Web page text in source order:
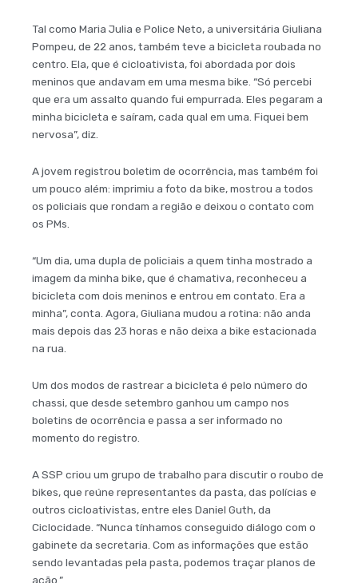
Tal como Maria Julia e Police Neto, a universitária Giuliana
Pompeu, de 22 anos, também teve a bicicleta roubada no
centro. Ela, que é cicloativista, foi abordada por dois
meninos que andavam em uma mesma bike. “Só percebi
que era um assalto quando fui empurrada. Eles pegaram a
minha bicicleta e saíram, cada qual em uma. Fiquei bem
nervosa”, diz.
A jovem registrou boletim de ocorrência, mas também foi
um pouco além: imprimiu a foto da bike, mostrou a todos
os policiais que rondam a região e deixou o contato com
os PMs.
“Um dia, uma dupla de policiais a quem tinha mostrado a
imagem da minha bike, que é chamativa, reconheceu a
bicicleta com dois meninos e entrou em contato. Era a
minha”, conta. Agora, Giuliana mudou a rotina: não anda
mais depois das 23 horas e não deixa a bike estacionada
na rua.
Um dos modos de rastrear a bicicleta é pelo número do
chassi, que desde setembro ganhou um campo nos
boletins de ocorrência e passa a ser informado no
momento do registro.
A SSP criou um grupo de trabalho para discutir o roubo de
bikes, que reúne representantes da pasta, das polícias e
outros cicloativistas, entre eles Daniel Guth, da
Ciclocidade. “Nunca tínhamos conseguido diálogo com o
gabinete da secretaria. Com as informações que estão
sendo levantadas pela pasta, podemos traçar planos de
ação.”